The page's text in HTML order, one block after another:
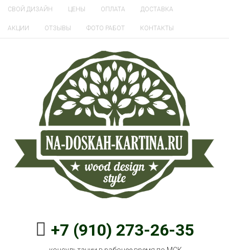
СВОЙ ДИЗАЙН ЦЕНЫ ОПЛАТА ДОСТАВКА
АКЦИИ ОТЗЫВЫ ФОТО РАБОТ КОНТАКТЫ
+7 (910) 273-26-35